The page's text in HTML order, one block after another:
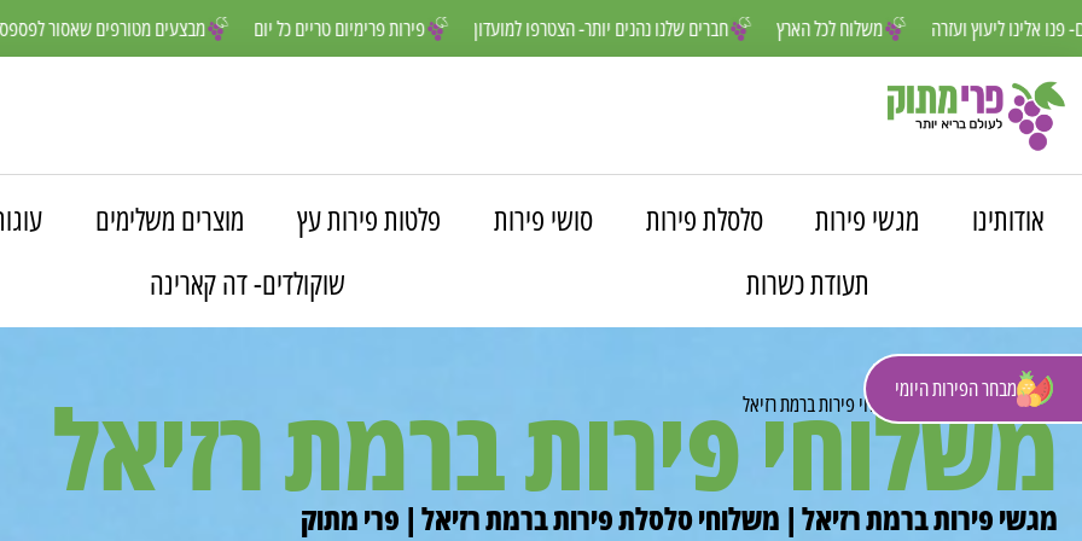
מבצעים פירות פרימיום טריים כל יום חברים שלנו נהנים יותר- הצטרפו למועדון משלוח לכל הארץ פה למענכם- פנו אלינו ליעוץ ועזרה
מבחר הפירות היומי
אודותינו מגשי פירות סלסלת פירות סושי פירות פלטות פירות עץ מוצרים משלימים
תעודת כשרות
שוקולדים- דה קארינה
פרי מתוק» משלוחים»משלוחי פירות ברמת רזיאל
משלוחי פירות ברמת רזיאל
מגשי פירות ברמת רזיאל | משלוחי סלסלת פירות ברמת רזיאל | פרי מתוק